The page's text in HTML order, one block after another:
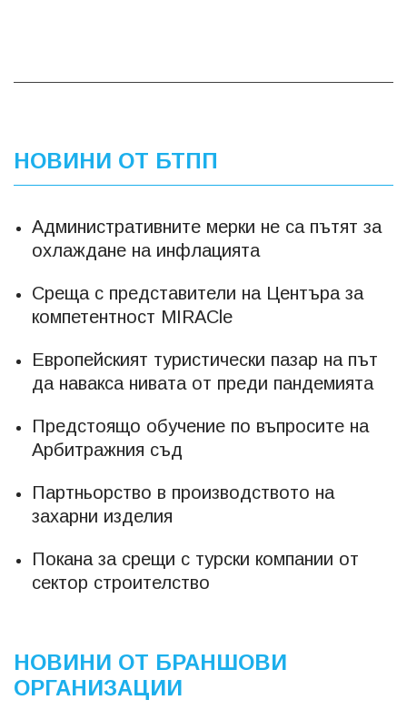
НОВИНИ ОТ БТПП
Административните мерки не са пътят за
охлаждане на инфлацията
Среща с представители на Центъра за
компетентност MIRACle
Европейският туристически пазар на път
да навакса нивата от преди пандемията
Предстоящо обучение по въпросите на
Арбитражния съд
Партньорство в производството на
захарни изделия
Покана за срещи с турски компании от
сектор строителство
НОВИНИ ОТ БРАНШОВИ
ОРГАНИЗАЦИИ